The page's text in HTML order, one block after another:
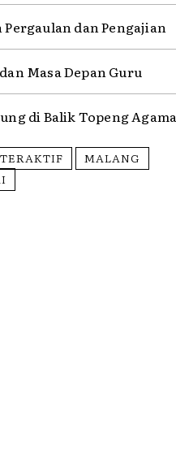
Pergaulan dan Pengajian
Masa Depan Guru
di Balik Topeng Agama
MALANG